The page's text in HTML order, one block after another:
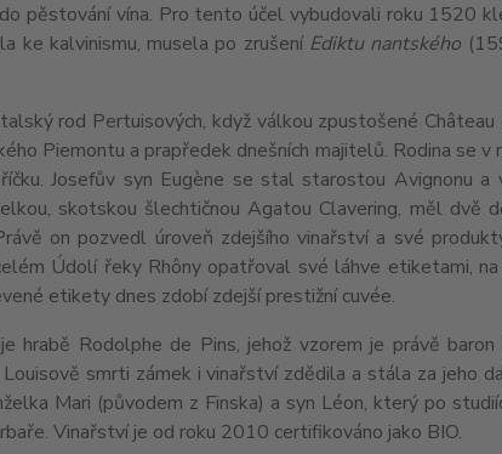
pěstování vína. Pro tento účel vybudovali roku 1520
ke kalvinismu, musela po zrušení Ediktu nantského
rod Pertuisových, když válkou zpustošené
Piemontu a prapředek dnešních majitelů. Rodina se
Josefův syn Eugène se stal starostou Avignonu
skotskou šlechtičnou Agatou Clavering, měl dvě
on pozvedl úroveň zdejšího vinařství a své
Údolí řeky Rhôny opatřoval své láhve etiketami,
etikety dnes zdobí zdejší prestižní cuvée.
hrabě Rodolphe de Pins, jehož vzorem je právě
smrti zámek i vinařství zdědila a stála za jeho
Mari (původem z Finska) a syn Léon, který po
Vinařství je od roku 2010 certifikováno jako BIO.